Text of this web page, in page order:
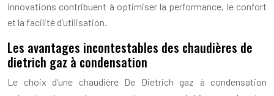
innovations contribuent à optimiser la performance, le confort
et la facilité d’utilisation.
Les avantages incontestables des chaudières de
dietrich gaz à condensation
Le choix d’une chaudière De Dietrich gaz à condensation